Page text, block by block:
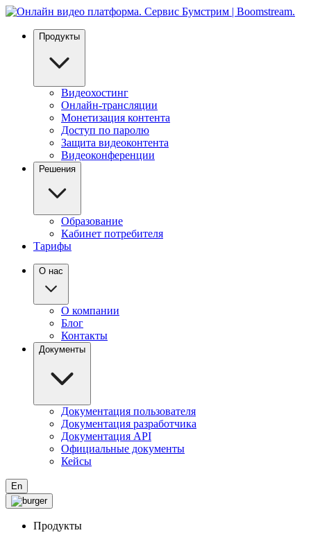
Продукты
Видеохостинг
Онлайн-трансляции
Монетизация контента
Доступ по паролю
Защита видеоконтента
Видеоконференции
Решения
Образование
Кабинет потребителя
Тарифы
О нас
О компании
Блог
Контакты
Документы
Документация пользователя
Документация разработчика
Документация API
Официальные документы
Кейсы
En
Продукты